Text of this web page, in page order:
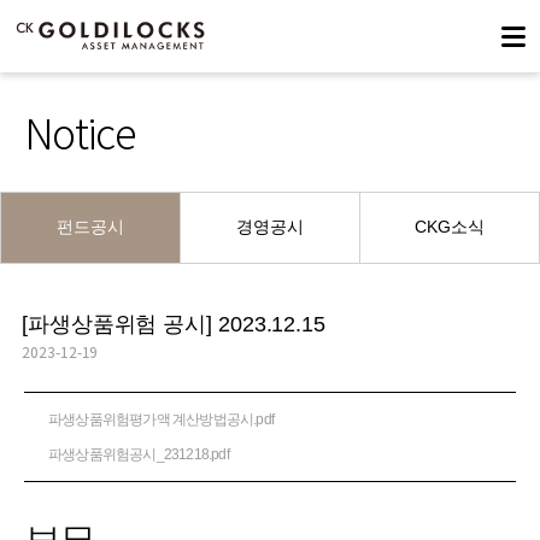
Notice
펀드공시 경영공시 CKG소식
[파생상품위험 공시] 2023.12.15
2023-12-19
파생상품위험평가액 계산방법공시.pdf
파생상품위험공시_231218.pdf